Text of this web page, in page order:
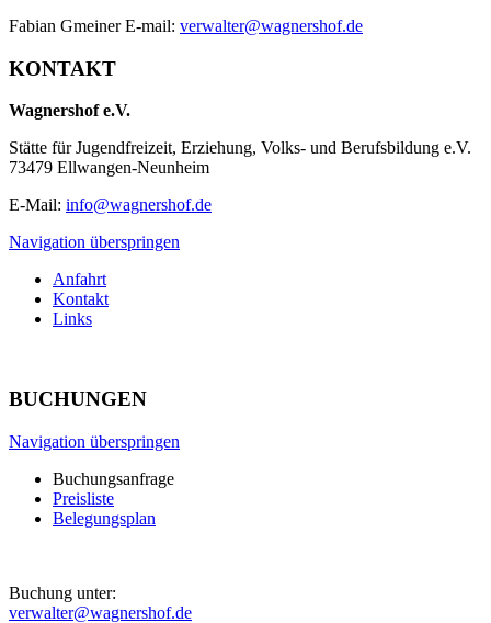
Fabian Gmeiner E-mail: verwalter@wagnershof.de
KONTAKT
Wagnershof e.V.
Stätte für Jugendfreizeit, Erziehung, Volks- und Berufsbildung e.V.
73479 Ellwangen-Neunheim
E-Mail: info@wagnershof.de
Navigation überspringen
Anfahrt
Kontakt
Links
BUCHUNGEN
Navigation überspringen
Buchungsanfrage
Preisliste
Belegungsplan
Buchung unter:
verwalter@wagnershof.de